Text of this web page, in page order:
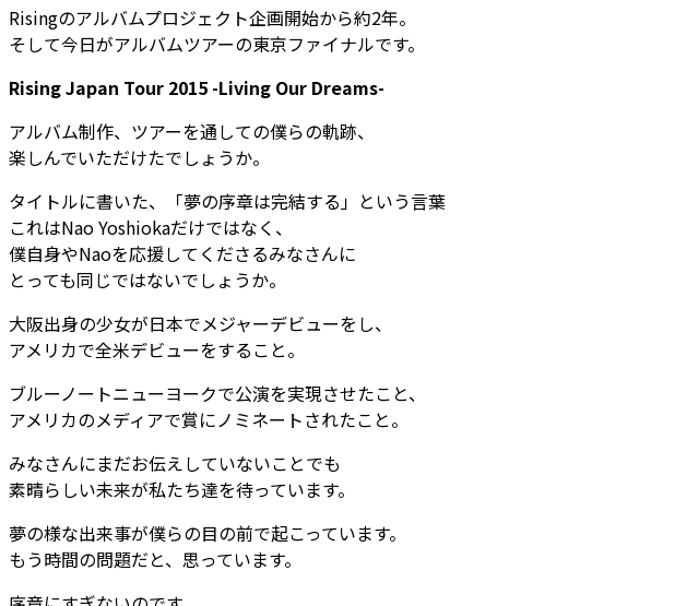
Risingのアルバムプロジェクト企画開始から約2年。
そして今日がアルバムツアーの東京ファイナルです。
Rising Japan Tour 2015 -Living Our Dreams-
アルバム制作、ツアーを通しての僕らの軌跡、
楽しんでいただけたでしょうか。
タイトルに書いた、「夢の序章は完結する」という言葉
これはNao Yoshiokaだけではなく、
僕自身やNaoを応援してくださるみなさんに
とっても同じではないでしょうか。
大阪出身の少女が日本でメジャーデビューをし、
アメリカで全米デビューをすること。
ブルーノートニューヨークで公演を実現させたこと、
アメリカのメディアで賞にノミネートされたこと。
みなさんにまだお伝えしていないことでも
素晴らしい未来が私たち達を待っています。
夢の様な出来事が僕らの目の前で起こっています。
もう時間の問題だと、思っています。